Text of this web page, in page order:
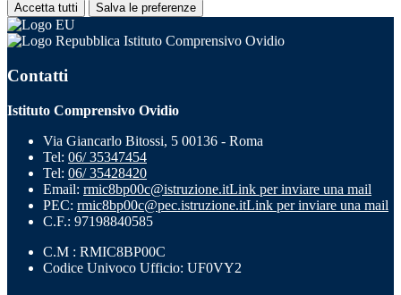
Accetta tutti Salva le preferenze
Istituto Comprensivo Ovidio
Contatti
Istituto Comprensivo Ovidio
Via Giancarlo Bitossi, 5 00136 - Roma
Tel: 06/ 35347454
Tel: 06/ 35428420
Email: rmic8bp00c@istruzione.itLink per inviare una mail
PEC: rmic8bp00c@pec.istruzione.itLink per inviare una mail
C.F.: 97198840585
C.M : RMIC8BP00C
Codice Univoco Ufficio: UF0VY2